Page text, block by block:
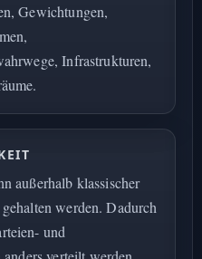
Gewichtungen,
Infrastrukturen,
außerhalb klassischer
werden. Dadurch
und